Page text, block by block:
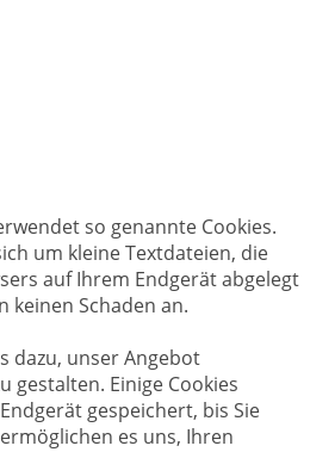
so genannte Cookies.
um kleine Textdateien, die
auf Ihrem Endgerät abgelegt
keinen Schaden an.
dazu, unser Angebot
gestalten. Einige Cookies
gespeichert, bis Sie
es uns, Ihren